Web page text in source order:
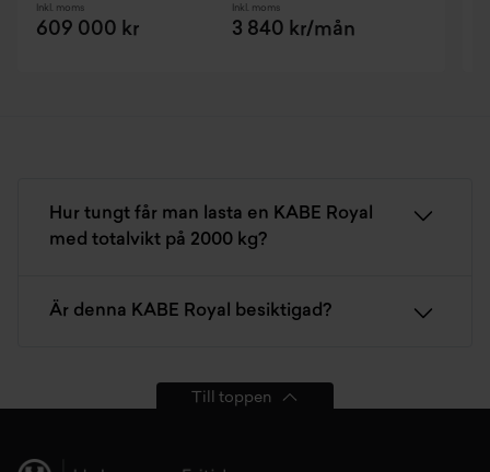
Inkl. moms
609 000 kr
Inkl. moms
3 840 kr/mån
Hur tungt får man lasta en KABE Royal
med totalvikt på 2000 kg?
Är denna KABE Royal besiktigad?
Till toppen